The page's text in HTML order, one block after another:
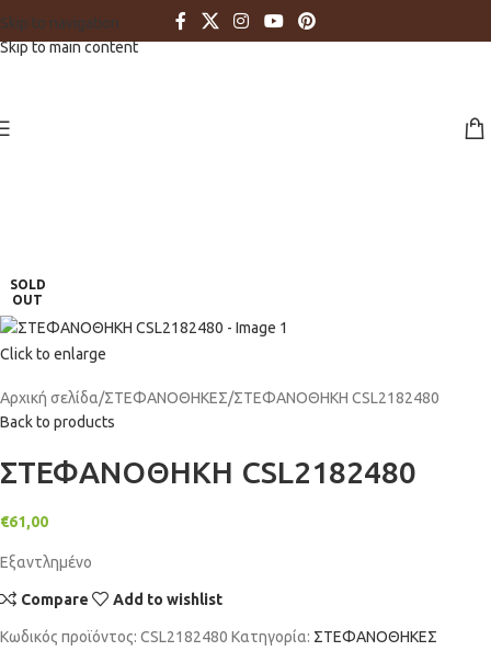
Skip to navigation
Skip to main content
SOLD
OUT
Click to enlarge
Αρχική σελίδα ΣΤΕΦΑΝΟΘΗΚΕΣ ΣΤΕΦΑΝΟΘΗΚΗ CSL2182480
Back to products
ΣΤΕΦΑΝΟΘΗΚΗ CSL2182480
€61,00
Εξαντλημένο
Compare Add to wishlist
Κωδικός προϊόντος: CSL2182480 Κατηγορία: ΣΤΕΦΑΝΟΘΗΚΕΣ